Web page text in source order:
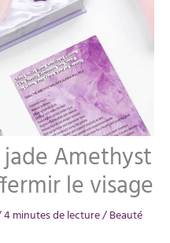
Amethyst
le visage
4 minutes de lecture/Beauté